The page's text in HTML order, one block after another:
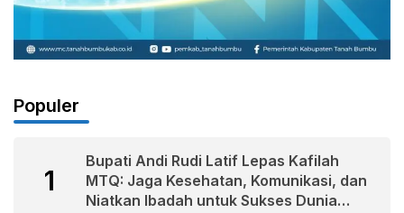
Populer
1
Bupati Andi Rudi Latif Lepas Kafilah
MTQ: Jaga Kesehatan, Komunikasi, dan
Niatkan Ibadah untuk Sukses Dunia